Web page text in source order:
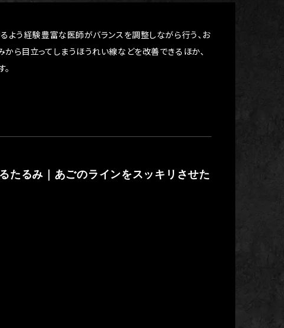
よう経験豊富な医師がバランスを調整しながら行う、お
ら目立ってしまうほうれい線などを改善できるほか、
たるみ｜あごのラインをスッキリさせた